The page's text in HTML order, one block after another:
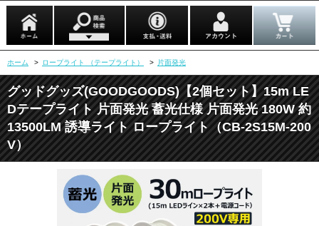
ホーム > ロープライト （テープライト） > 片面発光
グッドグッズ(GOODGOODS)【2個セット】15m LE
Dテープライト 片面発光 蓄光仕様 片面発光 180W 約
13500LM 誘導ライト ロープライト（CB-2S15M-200
V）